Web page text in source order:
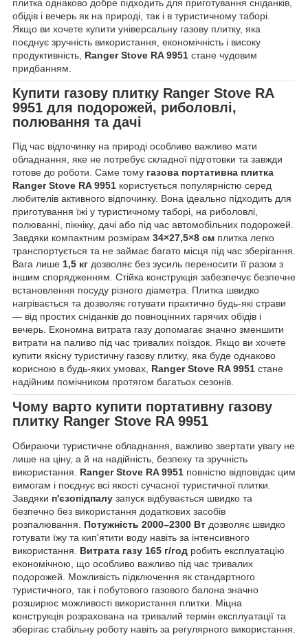
плитка однаково добре підходить для приготування сніданків,
обідів і вечерь як на природі, так і в туристичному таборі.
Якщо ви хочете купити універсальну газову плитку, яка
поєднує зручність використання, економічність і високу
продуктивність, Ranger Stove RA 9951 стане чудовим
придбанням.
Купити газову плитку Ranger Stove RA
9951 для подорожей, риболовлі,
полювання та дачі
Під час відпочинку на природі особливо важливо мати
обладнання, яке не потребує складної підготовки та завжди
готове до роботи. Саме тому газова портативна плитка
Ranger Stove RA 9951 користується популярністю серед
любителів активного відпочинку. Вона ідеально підходить для
приготування їжі у туристичному таборі, на риболовлі,
полюванні, пікніку, дачі або під час автомобільних подорожей.
Завдяки компактним розмірам 34×27,5×8 см плитка легко
транспортується та не займає багато місця під час зберігання.
Вага лише 1,5 кг дозволяє без зусиль переносити її разом з
іншим спорядженням. Стійка конструкція забезпечує безпечне
встановлення посуду різного діаметра. Плитка швидко
нагрівається та дозволяє готувати практично будь-які страви
— від простих сніданків до повноцінних гарячих обідів і
вечерь. Економна витрата газу допомагає значно зменшити
витрати на паливо під час тривалих поїздок. Якщо ви хочете
купити якісну туристичну газову плитку, яка буде однаково
корисною в будь-яких умовах, Ranger Stove RA 9951 стане
надійним помічником протягом багатьох сезонів.
Чому варто купити портативну газову
плитку Ranger Stove RA 9951
Обираючи туристичне обладнання, важливо звертати увагу не
лише на ціну, а й на надійність, безпеку та зручність
використання. Ranger Stove RA 9951 повністю відповідає цим
вимогам і поєднує всі якості сучасної туристичної плитки.
Завдяки п'єзопідпалу запуск відбувається швидко та
безпечно без використання додаткових засобів
розпалювання. Потужність 2000–2300 Вт дозволяє швидко
готувати їжу та кип'ятити воду навіть за інтенсивного
використання. Витрата газу 165 г/год робить експлуатацію
економічною, що особливо важливо під час тривалих
подорожей. Можливість підключення як стандартного
туристичного, так і побутового газового балона значно
розширює можливості використання плитки. Міцна
конструкція розрахована на тривалий термін експлуатації та
зберігає стабільну роботу навіть за регулярного використання.